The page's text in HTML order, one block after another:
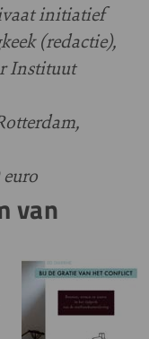
initiatief
(redactie),
Instituut
van